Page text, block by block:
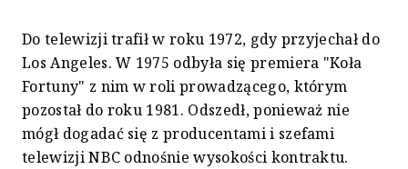
Do telewizji trafił w roku 1972, gdy przyjechał do
Los Angeles. W 1975 odbyła się premiera "Koła
Fortuny" z nim w roli prowadzącego, którym
pozostał do roku 1981. Odszedł, ponieważ nie
mógł dogadać się z producentami i szefami
telewizji NBC odnośnie wysokości kontraktu.